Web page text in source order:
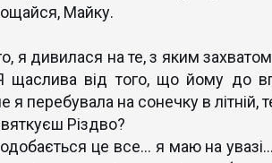
Майку.
я дивилася на те, з яким захватом
щаслива від того, що йому до
я перебувала на сонечку в літній,
Різдво?
це все… я маю на увазі…